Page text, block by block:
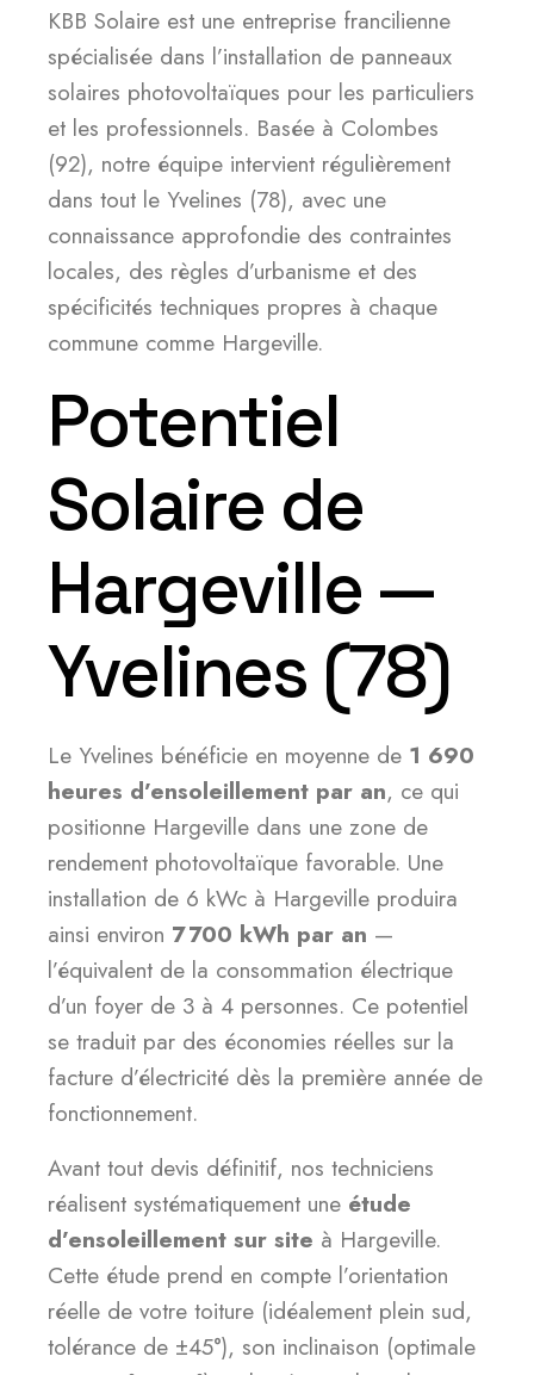
KBB Solaire est une entreprise francilienne
spécialisée dans l’installation de panneaux
solaires photovoltaïques pour les particuliers
et les professionnels. Basée à Colombes
(92), notre équipe intervient régulièrement
dans tout le Yvelines (78), avec une
connaissance approfondie des contraintes
locales, des règles d’urbanisme et des
spécificités techniques propres à chaque
commune comme Hargeville.
Potentiel
Solaire de
Hargeville —
Yvelines (78)
Le Yvelines bénéficie en moyenne de 1 690
heures d’ensoleillement par an, ce qui
positionne Hargeville dans une zone de
rendement photovoltaïque favorable. Une
installation de 6 kWc à Hargeville produira
ainsi environ 7 700 kWh par an —
l’équivalent de la consommation électrique
d’un foyer de 3 à 4 personnes. Ce potentiel
se traduit par des économies réelles sur la
facture d’électricité dès la première année de
fonctionnement.
Avant tout devis définitif, nos techniciens
réalisent systématiquement une étude
d’ensoleillement sur site à Hargeville.
Cette étude prend en compte l’orientation
réelle de votre toiture (idéalement plein sud,
tolérance de ±45°), son inclinaison (optimale